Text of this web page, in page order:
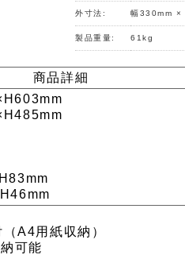
外寸法: 幅330mm ×
製品重量: 61kg
商品詳細
A4用紙収納）
可能